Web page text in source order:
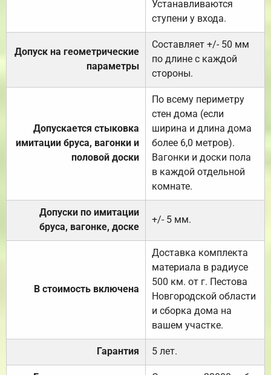
Устанавливаются
ступени у входа.
Допуск на геометрические
параметры
Составляет +/- 50 мм
по длине с каждой
стороны.
Допускается стыковка
имитации бруса, вагонки и
половой доски
По всему периметру
стен дома (если
ширина и длина дома
более 6,0 метров).
Вагонки и доски пола
в каждой отдельной
комнате.
Допуски по имитации
бруса, вагонке, доске
+/- 5 мм.
В стоимость включена
Доставка комплекта
материала в радиусе
500 км. от г. Пестова
Новгородской области
и сборка дома на
вашем участке.
Гарантия 5 лет.